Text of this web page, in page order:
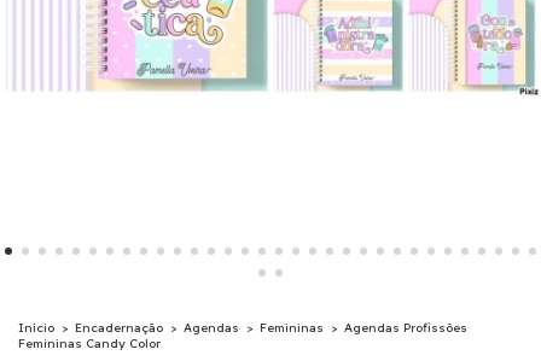
Início > Encadernação > Agendas > Femininas > Agendas Profissões
Femininas Candy Color